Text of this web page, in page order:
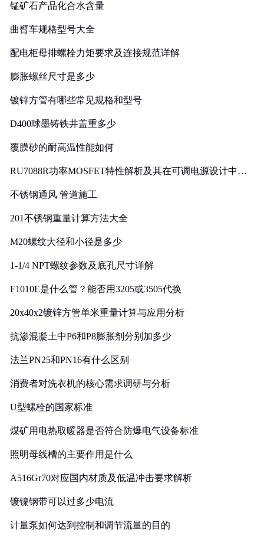
锰矿石产品化合水含量
曲臂车规格型号大全
配电柜母排螺栓力矩要求及连接规范详解
膨胀螺丝尺寸是多少
镀锌方管有哪些常见规格和型号
D400球墨铸铁井盖重多少
覆膜砂的耐高温性能如何
RU7088R功率MOSFET特性解析及其在可调电源设计中的
不锈钢通风 管道施工
201不锈钢重量计算方法大全
M20螺纹大径和小径是多少
1-1/4 NPT螺纹参数及底孔尺寸详解
F1010E是什么管？能否用3205或3505代换
20x40x2镀锌方管单米重量计算与应用分析
抗渗混凝土中P6和P8膨胀剂分别加多少
法兰PN25和PN16有什么区别
消费者对洗衣机的核心需求调研与分析
U型螺栓的国家标准
煤矿用电热取暖器是否符合防爆电气设备标准
照明母线槽的主要作用是什么
A516Gr70对应国内材质及低温冲击要求解析
镀镍钢带可以过多少电流
计量泵如何达到控制和调节流量的目的